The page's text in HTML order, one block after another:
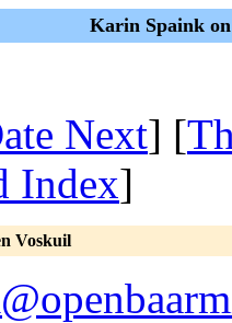
Karin Spaink on
Next] [
Index]
Voskuil